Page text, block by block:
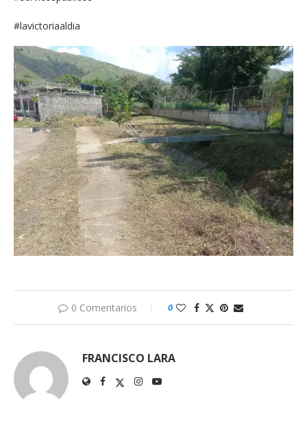
#lavictoriaaldia
0 Comentarios 0
FRANCISCO LARA